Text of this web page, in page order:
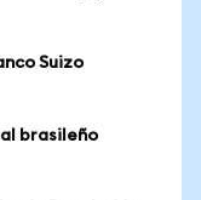
Suizo
brasileño